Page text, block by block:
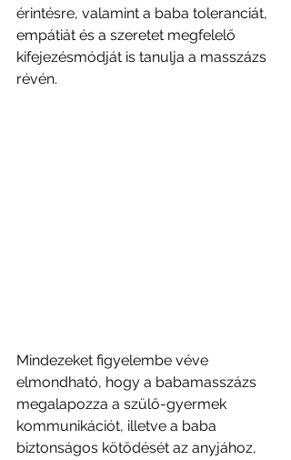
érintésre, valamint a baba toleranciát,
empátiát és a szeretet megfelelő
kifejezésmódját is tanulja a masszázs
révén.
Mindezeket figyelembe véve
elmondható, hogy a babamasszázs
megalapozza a szülő-gyermek
kommunikációt, illetve a baba
biztonságos kötődését az anyjához,